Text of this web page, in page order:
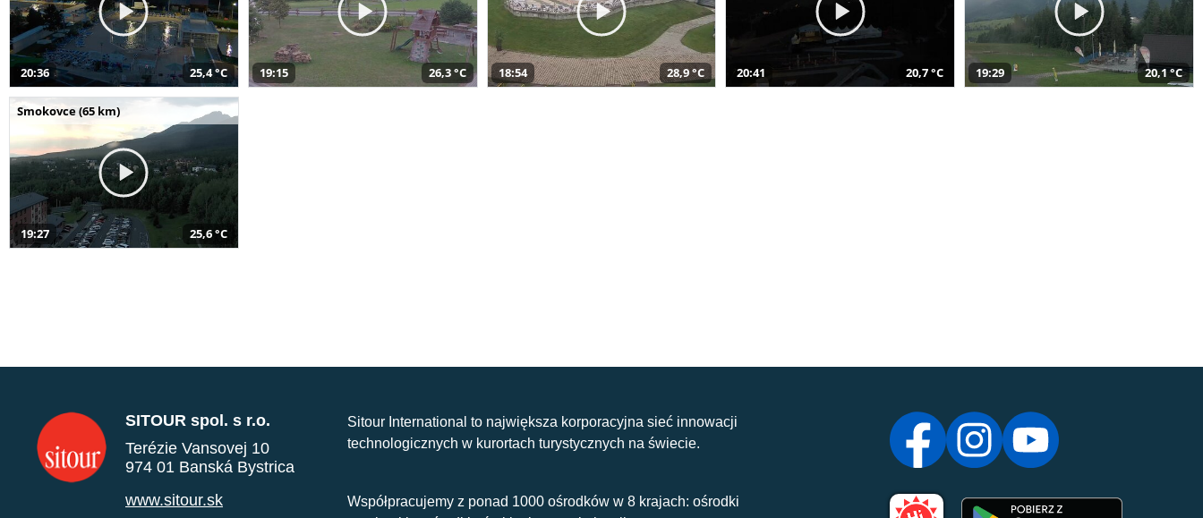
20:36 25,4 °C 19:15 26,3 °C 18:54 28,9 °C 20:41 20,7 °C 19:29 20,1 °C
Smokovce (65 km)
19:27 25,6 °C
SITOUR spol. s r.o.
Terézie Vansovej 10
974 01 Banská Bystrica
www.sitour.sk
Sitour International to największa korporacyjna sieć innowacji
technologicznych w kurortach turystycznych na świecie.
Współpracujemy z ponad 1000 ośrodków w 8 krajach: ośrodki